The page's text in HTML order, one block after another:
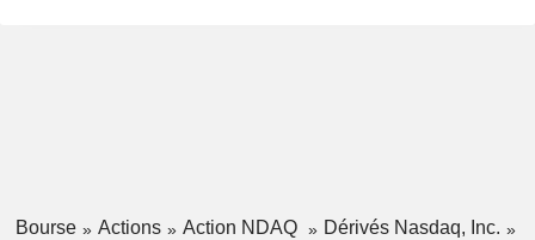
Bourse Actions Action NDAQ
Dérivés Nasdaq, Inc.